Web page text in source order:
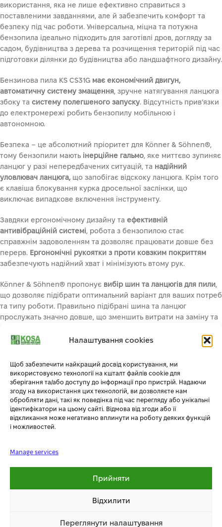
Налаштування cookies
Щоб забезпечити найкращий досвід користування, ми
використовуємо технології на кшталт файлів cookie для
зберігання та/або доступу до інформації про пристрій. Надаючи
згоду на використання цих технологій, ви дозволяєте нам
обробляти дані, такі як поведінка під час перегляду або унікальні
ідентифікатори на цьому сайті. Відмова від згоди або її
відкликання може негативно вплинути на роботу деяких функцій
і можливостей.
Manage services
Прийняти
Відхилити
Переглянути налаштування
використання, яка не лише ефективно справиться з
поставленими завданнями, але й забезпечить комфорт та
безпеку під час роботи. Універсальна, міцна та потужна
бензопила ідеально підходить для заготівлі дров, догляду за
садом, будівництва з дерева та розчищення територій під час
підготовки ділянки до будівництва або ландшафтного дизайну.
Бензинова пила KS CS31G має економічний двигун,
автоматичну систему змащення, зручне натягування ланцюга
збоку та систему полегшеного запуску. Відсутність прив’язки
до електромережі робить бензопилу мобільною і
автономною.
Безпека – це абсолютний пріоритет для Könner & Söhnen®,
тому бензопили мають інерційне гальмо, яке миттєво зупиняє
ланцюг у разі непередбачених ситуацій, та надійний
уловлювач ланцюга, що запобігає відскоку ланцюга. Крім того
є клавіша блокування курка дросельної заслінки, що
виключає випадкове включення інструменту.
Завдяки ергономічному дизайну та ефективній
антивібраційній системі, робота з бензопилою стає
справжнім задоволенням та дозволяє працювати довше без
перерв. Ергономічні рукоятки з проти ковзким покриттям
забезпечують надійний хват і мінімізують втому рук.
Könner & Söhnen® пропонує вибір шин та ланцюгів для пили,
що дозволяє підібрати оптимальний варіант для ваших потреб
та типу роботи. Правильно підібрані шина та ланцюг
прослужать значно довше, що зменшить витрати на заміну та
Зробіть свою роботу приємнішою з бензопилою Könner &
Söhnen!
ЯПОНСЬКИЙ КАРБЮРАТОР WALBRO:Карбюратор від Walbro
ідеально дозує пальне та має відмінні показники економії
пального, що дозволяє зменшити витрати.
нейлоновою моделлю, що збільшує термін його використання.
Збільшена площа фільтра забезпечує оптимальну кількість
повітря для тривалого та економного використання
бензопили.
Свічки Bosch забезпечують потужну та
двигуна та його безперебійну роботу.